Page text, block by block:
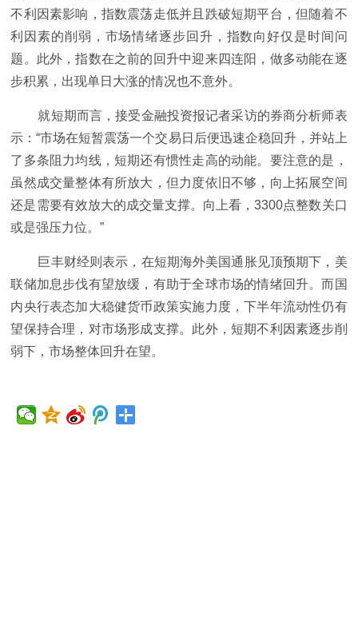
不利因素影响，指数震荡走低并且跌破短期平台，但随着不
利因素的削弱，市场情绪逐步回升，指数向好仅是时间问
题。此外，指数在之前的回升中迎来四连阳，做多动能在逐
步积累，出现单日大涨的情况也不意外。
就短期而言，接受金融投资报记者采访的券商分析师表
示：“市场在短暂震荡一个交易日后便迅速企稳回升，并站上
了多条阻力均线，短期还有惯性走高的动能。要注意的是，
虽然成交量整体有所放大，但力度依旧不够，向上拓展空间
还是需要有效放大的成交量支撑。向上看，3300点整数关口
或是强压力位。”
巨丰财经则表示，在短期海外美国通胀见顶预期下，美
联储加息步伐有望放缓，有助于全球市场的情绪回升。而国
内央行表态加大稳健货币政策实施力度，下半年流动性仍有
望保持合理，对市场形成支撑。此外，短期不利因素逐步削
弱下，市场整体回升在望。